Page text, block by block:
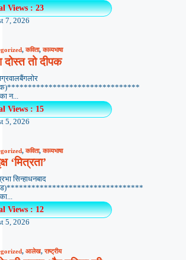
Views : 23
7, 2026
,कविता,काव्यभाषा
दोस्त तो दीपक
न...
Views : 15
5, 2026
,कविता,काव्यभाषा
‘मित्रता’
सिन्हाधनबाद
Views : 12
5, 2026
, आलेख,राष्ट्रीय